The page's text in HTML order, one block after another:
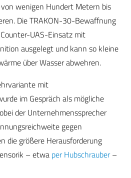
wenigen Hundert Metern bis
Die TRAKON-30-Bewaffnung
UAS-Einsatz mit
ausgelegt und kann so kleine
über Wasser abwehren.
mit
im Gespräch als mögliche
der Unternehmenssprecher
gegen
die größere Herausforderung
– etwa per Hubschrauber–